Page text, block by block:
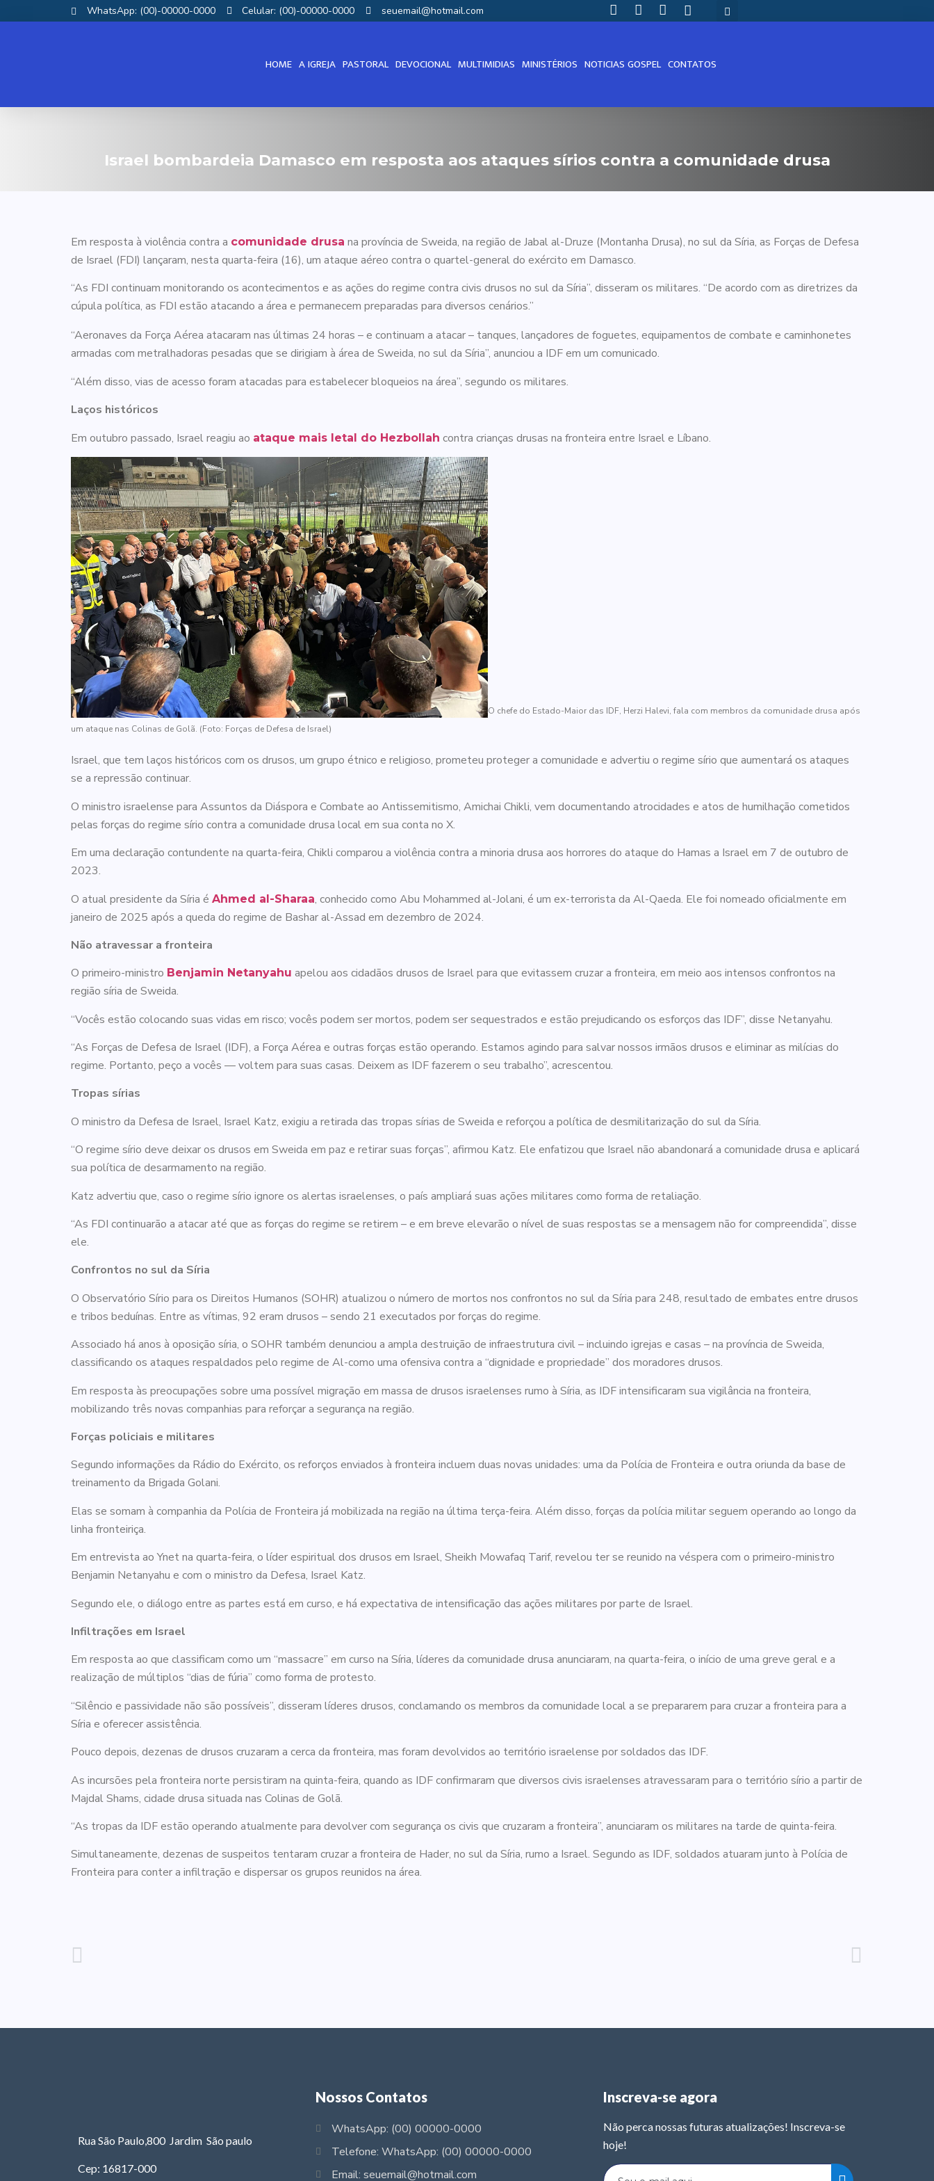
WhatsApp: (00)-00000-0000 Celular: (00)-00000-0000 seuemail@hotmail.com
HOME A IGREJA PASTORAL DEVOCIONAL MULTIMIDIAS MINISTÉRIOS NOTICIAS GOSPEL CONTATOS
Israel bombardeia Damasco em resposta aos ataques sírios contra a comunidade drusa
Em resposta à violência contra a comunidade drusa na província de Sweida, na região de Jabal al-Druze (Montanha Drusa), no sul da Síria, as Forças de Defesa
de Israel (FDI) lançaram, nesta quarta-feira (16), um ataque aéreo contra o quartel-general do exército em Damasco.
“As FDI continuam monitorando os acontecimentos e as ações do regime contra civis drusos no sul da Síria”, disseram os militares. “De acordo com as diretrizes da
cúpula política, as FDI estão atacando a área e permanecem preparadas para diversos cenários.”
“Aeronaves da Força Aérea atacaram nas últimas 24 horas – e continuam a atacar – tanques, lançadores de foguetes, equipamentos de combate e caminhonetes
armadas com metralhadoras pesadas que se dirigiam à área de Sweida, no sul da Síria”, anunciou a IDF em um comunicado.
“Além disso, vias de acesso foram atacadas para estabelecer bloqueios na área”, segundo os militares.
Laços históricos
Em outubro passado, Israel reagiu ao ataque mais letal do Hezbollah contra crianças drusas na fronteira entre Israel e Líbano.
O chefe do Estado-Maior das IDF, Herzi Halevi, fala com membros da comunidade drusa após
um ataque nas Colinas de Golã. (Foto: Forças de Defesa de Israel)
Israel, que tem laços históricos com os drusos, um grupo étnico e religioso, prometeu proteger a comunidade e advertiu o regime sírio que aumentará os ataques
se a repressão continuar.
O ministro israelense para Assuntos da Diáspora e Combate ao Antissemitismo, Amichai Chikli, vem documentando atrocidades e atos de humilhação cometidos
pelas forças do regime sírio contra a comunidade drusa local em sua conta no X.
Em uma declaração contundente na quarta-feira, Chikli comparou a violência contra a minoria drusa aos horrores do ataque do Hamas a Israel em 7 de outubro de
2023.
O atual presidente da Síria é Ahmed al-Sharaa, conhecido como Abu Mohammed al-Jolani, é um ex-terrorista da Al-Qaeda. Ele foi nomeado oficialmente em
janeiro de 2025 após a queda do regime de Bashar al-Assad em dezembro de 2024.
Não atravessar a fronteira
O primeiro-ministro Benjamin Netanyahu apelou aos cidadãos drusos de Israel para que evitassem cruzar a fronteira, em meio aos intensos confrontos na
região síria de Sweida.
“Vocês estão colocando suas vidas em risco; vocês podem ser mortos, podem ser sequestrados e estão prejudicando os esforços das IDF”, disse Netanyahu.
“As Forças de Defesa de Israel (IDF), a Força Aérea e outras forças estão operando. Estamos agindo para salvar nossos irmãos drusos e eliminar as milícias do
regime. Portanto, peço a vocês — voltem para suas casas. Deixem as IDF fazerem o seu trabalho”, acrescentou.
Tropas sírias
O ministro da Defesa de Israel, Israel Katz, exigiu a retirada das tropas sírias de Sweida e reforçou a política de desmilitarização do sul da Síria.
“O regime sírio deve deixar os drusos em Sweida em paz e retirar suas forças”, afirmou Katz. Ele enfatizou que Israel não abandonará a comunidade drusa e aplicará
sua política de desarmamento na região.
Katz advertiu que, caso o regime sírio ignore os alertas israelenses, o país ampliará suas ações militares como forma de retaliação.
“As FDI continuarão a atacar até que as forças do regime se retirem – e em breve elevarão o nível de suas respostas se a mensagem não for compreendida”, disse
ele.
Confrontos no sul da Síria
O Observatório Sírio para os Direitos Humanos (SOHR) atualizou o número de mortos nos confrontos no sul da Síria para 248, resultado de embates entre drusos
e tribos beduínas. Entre as vítimas, 92 eram drusos – sendo 21 executados por forças do regime.
Associado há anos à oposição síria, o SOHR também denunciou a ampla destruição de infraestrutura civil – incluindo igrejas e casas – na província de Sweida,
classificando os ataques respaldados pelo regime de Al-como uma ofensiva contra a “dignidade e propriedade” dos moradores drusos.
Em resposta às preocupações sobre uma possível migração em massa de drusos israelenses rumo à Síria, as IDF intensificaram sua vigilância na fronteira,
mobilizando três novas companhias para reforçar a segurança na região.
Forças policiais e militares
Segundo informações da Rádio do Exército, os reforços enviados à fronteira incluem duas novas unidades: uma da Polícia de Fronteira e outra oriunda da base de
treinamento da Brigada Golani.
Elas se somam à companhia da Polícia de Fronteira já mobilizada na região na última terça-feira. Além disso, forças da polícia militar seguem operando ao longo da
linha fronteiriça.
Em entrevista ao Ynet na quarta-feira, o líder espiritual dos drusos em Israel, Sheikh Mowafaq Tarif, revelou ter se reunido na véspera com o primeiro-ministro
Benjamin Netanyahu e com o ministro da Defesa, Israel Katz.
Segundo ele, o diálogo entre as partes está em curso, e há expectativa de intensificação das ações militares por parte de Israel.
Infiltrações em Israel
Em resposta ao que classificam como um “massacre” em curso na Síria, líderes da comunidade drusa anunciaram, na quarta-feira, o início de uma greve geral e a
realização de múltiplos “dias de fúria” como forma de protesto.
“Silêncio e passividade não são possíveis”, disseram líderes drusos, conclamando os membros da comunidade local a se prepararem para cruzar a fronteira para a
Síria e oferecer assistência.
Pouco depois, dezenas de drusos cruzaram a cerca da fronteira, mas foram devolvidos ao território israelense por soldados das IDF.
As incursões pela fronteira norte persistiram na quinta-feira, quando as IDF confirmaram que diversos civis israelenses atravessaram para o território sírio a partir de
Majdal Shams, cidade drusa situada nas Colinas de Golã.
“As tropas da IDF estão operando atualmente para devolver com segurança os civis que cruzaram a fronteira”, anunciaram os militares na tarde de quinta-feira.
Simultaneamente, dezenas de suspeitos tentaram cruzar a fronteira de Hader, no sul da Síria, rumo a Israel. Segundo as IDF, soldados atuaram junto à Polícia de
Fronteira para conter a infiltração e dispersar os grupos reunidos na área.
Rua São Paulo,800 Jardim São paulo
Cep: 16817-000
Nossos Contatos
WhatsApp: (00) 00000-0000
Telefone: WhatsApp: (00) 00000-0000
Email: seuemail@hotmail.com
Inscreva-se agora
Não perca nossas futuras atualizações! Inscreva-se
hoje!